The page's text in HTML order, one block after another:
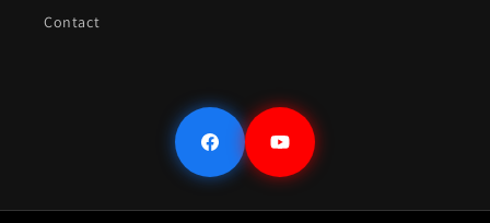
Contact
FacebookYouTube